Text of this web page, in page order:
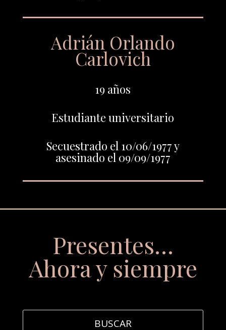
Adrián Orlando
Carlovich
19 años
Estudiante universitario
Secuestrado el 10/06/1977 y
asesinado el 09/09/1977
Presentes…
Ahora y siempre